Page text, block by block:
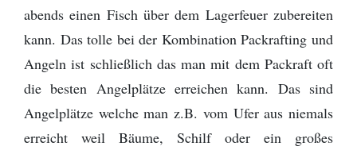
abends einen Fisch über dem Lagerfeuer zubereiten
kann. Das tolle bei der Kombination Packrafting und
Angeln ist schließlich das man mit dem Packraft oft
die besten Angelplätze erreichen kann. Das sind
Angelplätze welche man z.B. vom Ufer aus niemals
erreicht weil Bäume, Schilf oder ein großes